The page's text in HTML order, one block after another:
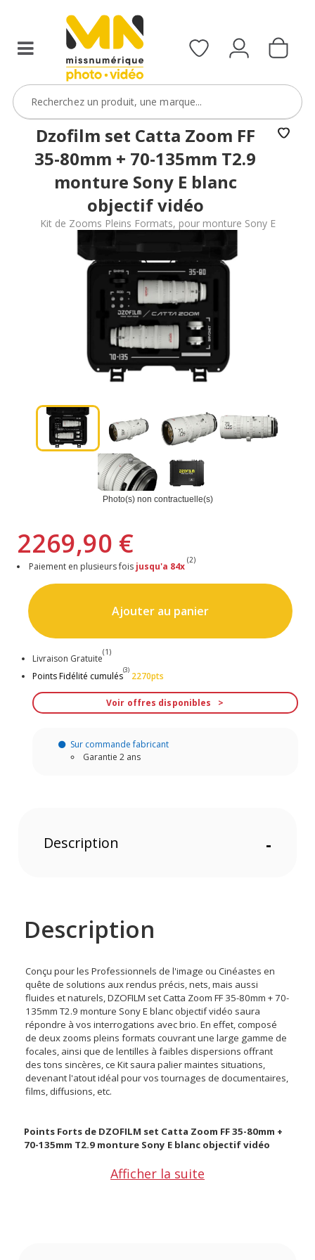
le
ObjectifFiltre5
VOIR L'OFFRE
Dzofilm set Catta Zoom FF
35-80mm + 70-135mm T2.9
monture Sony E blanc
objectif vidéo
Kit de Zooms Pleins Formats, pour monture Sony E
Photo(s) non contractuelle(s)
2269,90 €
Paiement en plusieurs fois jusqu'a 84x
(2)
Ajouter au panier
Livraison Gratuite
(1)
Points Fidélité cumulés
(3)
2270pts
Voir offres disponibles
Sur commande fabricant
Garantie 2 ans
Description -
Description
Conçu pour les Professionnels de l'image ou Cinéastes en
quête de solutions aux rendus précis, nets, mais aussi
fluides et naturels, DZOFILM set Catta Zoom FF 35-80mm + 70-
135mm T2.9 monture Sony E blanc objectif vidéo saura
répondre à vos interrogations avec brio. En effet, composé
de deux zooms pleins formats couvrant une large gamme de
focales, ainsi que de lentilles à faibles dispersions offrant
des tons sincères, ce Kit saura palier maintes situations,
devenant l'atout idéal pour vos tournages de documentaires,
films, diffusions, etc.
Points Forts de DZOFILM set Catta Zoom FF 35-80mm +
70-135mm T2.9 monture Sony E blanc objectif vidéo
Kit de zooms pleins formats couvrant une large longueur
Afficher la suite